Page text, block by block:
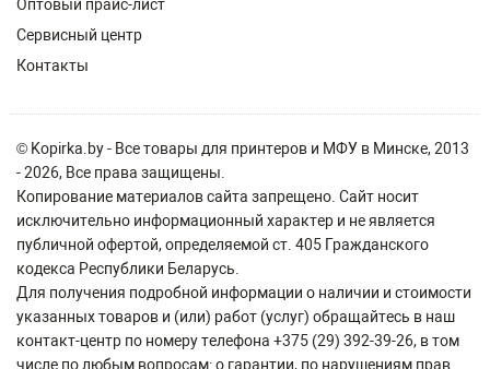
Оптовый прайс-лист
Сервисный центр
Контакты
© Kopirka.by - Все товары для принтеров и МФУ в Минске, 2013
- 2026, Все права защищены.
Копирование материалов сайта запрещено. Сайт носит
исключительно информационный характер и не является
публичной офертой, определяемой ст. 405 Гражданского
кодекса Республики Беларусь.
Для получения подробной информации о наличии и стоимости
указанных товаров и (или) работ (услуг) обращайтесь в наш
контакт-центр по номеру телефона +375 (29) 392-39-26, в том
числе по любым вопросам: о гарантии, по нарушениям прав